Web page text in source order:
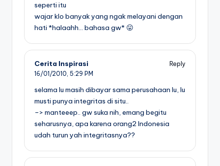
seperti itu
wajar klo banyak yang ngak melayani dengan
hati *halaahh… bahasa gw* 😛
Cerita Inspirasi
Reply
16/01/2010, 5:29 PM
selama lu masih dibayar sama perusahaan lu, lu
musti punya integritas di situ..
–> manteeep.. gw suka nih, emang begitu
seharusnya, apa karena orang2 Indonesia
udah turun yah integritasnya??